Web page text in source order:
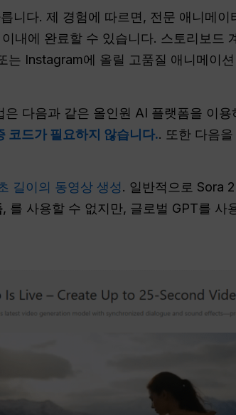
니다. 제 경험에 따르면, 전문 애니메
내에 완료할 수 있습니다. 스토리보드
Instagram에 올릴 고품질 애니메이
다음과 같은 올인원 AI 플랫폼을 이용
코드가 필요하지 않습니다.. 또한 다음
길이의 동영상 생성. 일반적으로 Sora
, 를 사용할 수 없지만, 글로벌 GPT를 사